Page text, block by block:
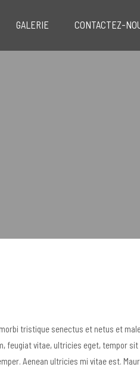
GALERIE CONTACTEZ-
tristique senectus et netus et
feugiat vitae, ultricies eget, tempor
Aenean ultricies mi vitae est.